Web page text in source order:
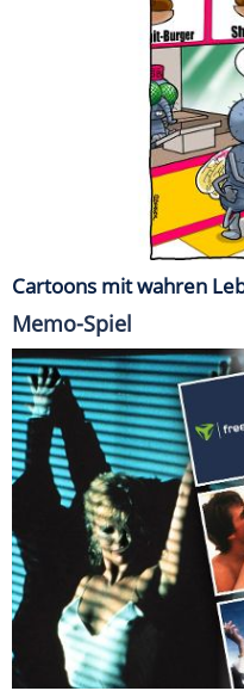
Cartoons mit wahren
Memo-Spiel